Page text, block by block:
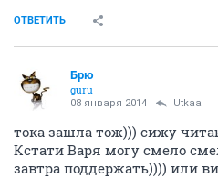
ОТВЕТИТЬ
Брю
guru
08 января 2014 Utkaa
тока зашла тож))) сижу
Кстати Варя могу смело
завтра поддержать)))) или